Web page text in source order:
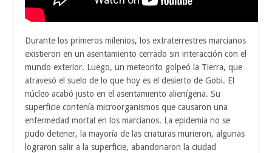
Durante los primeros milenios, los extraterrestres marcianos
existieron en un asentamiento cerrado sin interacción con el
mundo exterior. Luego, un meteorito golpeó la Tierra, que
atravesó el suelo de lo que hoy es el desierto de Gobi. El
núcleo acabó justo en el asentamiento alienígena. Su
superficie contenía microorganismos que causaron una
enfermedad mortal en los marcianos. La epidemia no se
pudo detener, la mayoría de las criaturas murieron, algunas
lograron salir a la superficie, abandonaron la ciudad